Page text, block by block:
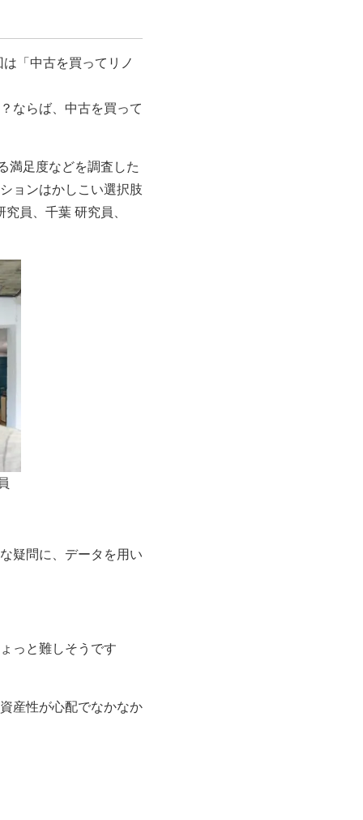
「中古を買ってリノ
ならば、中古を買って
満足度などを調査した
ョンはかしこい選択肢
員、千葉 研究員、
疑問に、データを用い
っと難しそうです
産性が心配でなかなか